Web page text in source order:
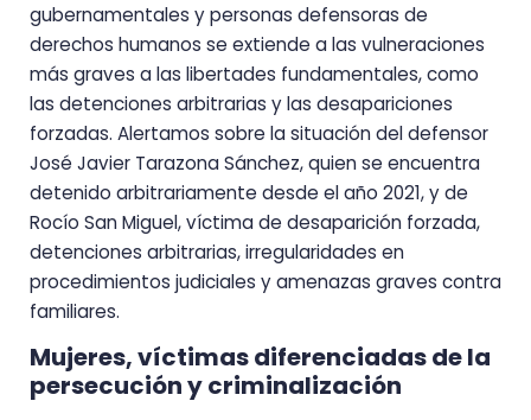
gubernamentales y personas defensoras de
derechos humanos se extiende a las vulneraciones
más graves a las libertades fundamentales, como
las detenciones arbitrarias y las desapariciones
forzadas. Alertamos sobre la situación del defensor
José Javier Tarazona Sánchez, quien se encuentra
detenido arbitrariamente desde el año 2021, y de
Rocío San Miguel, víctima de desaparición forzada,
detenciones arbitrarias, irregularidades en
procedimientos judiciales y amenazas graves contra
familiares.
Mujeres, víctimas diferenciadas de la
persecución y criminalización